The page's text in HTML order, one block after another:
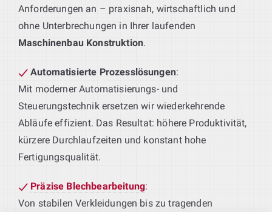
Anforderungen an – praxisnah, wirtschaftlich und
ohne Unterbrechungen in Ihrer laufenden
Maschinenbau Konstruktion.
Automatisierte Prozesslösungen:
Mit moderner Automatisierungs- und
Steuerungstechnik ersetzen wir wiederkehrende
Abläufe effizient. Das Resultat: höhere Produktivität,
kürzere Durchlaufzeiten und konstant hohe
Fertigungsqualität.
Präzise Blechbearbeitung:
Von stabilen Verkleidungen bis zu tragenden